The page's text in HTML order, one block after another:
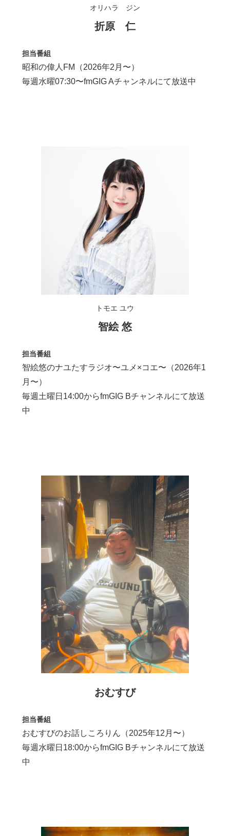
オリハラ ジン
折原 仁
担当番組
昭和の偉人FM（2026年2月〜）
毎週水曜07:30〜fmGIG Aチャンネルにて放送中
トモエ ユウ
智絵 悠
担当番組
智絵悠のナユたすラジオ〜ユメ×コエ〜（2026年1
月〜）
毎週土曜日14:00からfmGIG Bチャンネルにて放送
中
おむすび
担当番組
おむすびのお話しころりん（2025年12月〜）
毎週水曜日18:00からfmGIG Bチャンネルにて放送
中